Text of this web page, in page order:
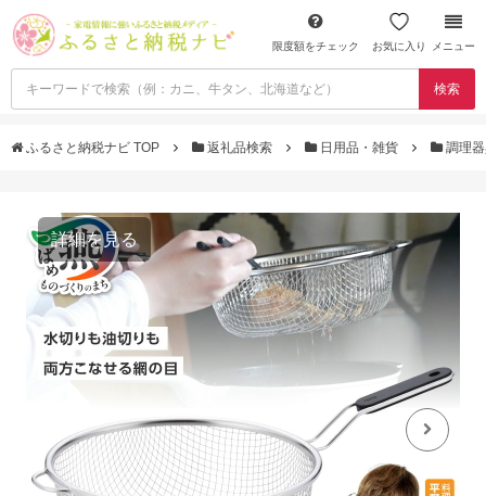
限度額をチェック お気に入り メニュー
検索
ふるさと納税ナビ TOP 返礼品検索 日用品・雑貨 調理
詳細を見る